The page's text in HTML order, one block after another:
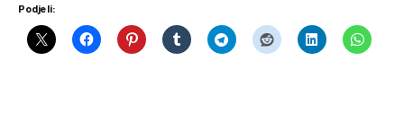
Podjeli: